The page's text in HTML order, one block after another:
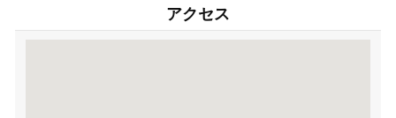
アクセス